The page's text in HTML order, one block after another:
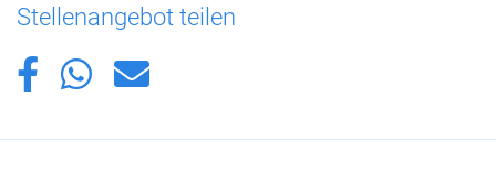
Stellenangebot teilen